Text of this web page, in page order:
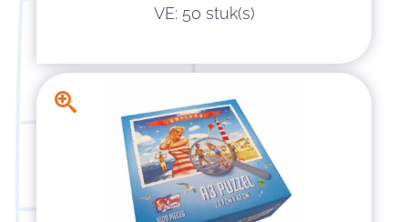
VE: 50 stuk(s)